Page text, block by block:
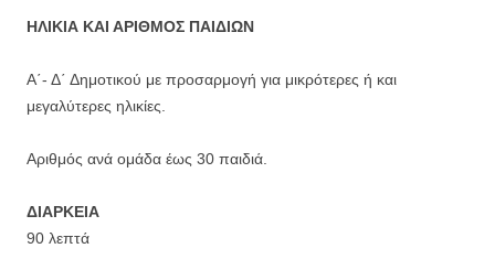
ΗΛΙΚΙΑ ΚΑΙ ΑΡΙΘΜΟΣ ΠΑΙΔΙΩΝ
Α΄- Δ΄ Δημοτικού με προσαρμογή για μικρότερες ή και
μεγαλύτερες ηλικίες.
Αριθμός ανά ομάδα έως 30 παιδιά.
ΔΙΑΡΚΕΙΑ
90 λεπτά